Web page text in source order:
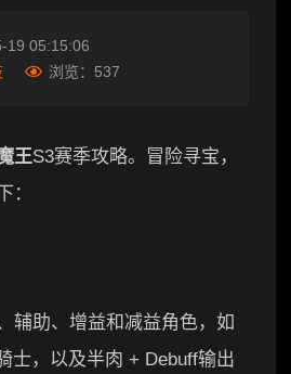
19 05:15:06
浏览： 537
王S3赛季攻略。冒险寻宝，
：
辅助、增益和减益角色，如
士，以及半肉 + Debuff输出